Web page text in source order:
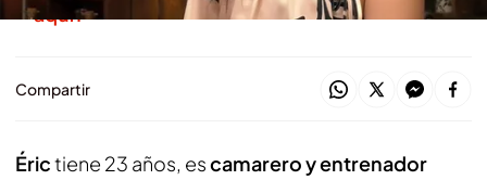
aquí?"
Compartir
Érictiene 23 años, escamarero y entrenador